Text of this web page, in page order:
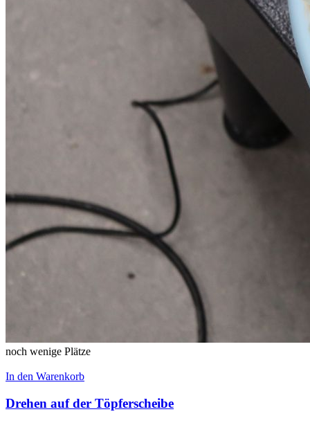
noch wenige Plätze
In den Warenkorb
Drehen auf der Töpferscheibe